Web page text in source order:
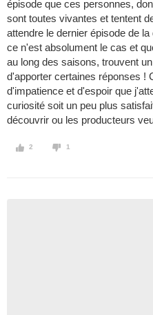
épisode que ces personnes,
sont toutes vivantes et tentent
attendre le dernier épisode de
ce n'est absolument le cas et
au long des saisons, trouvent
d'apporter certaines réponses !
d'impatience et d'espoir que
curiosité soit un peu plus
découvrir ou les producteurs
2 1